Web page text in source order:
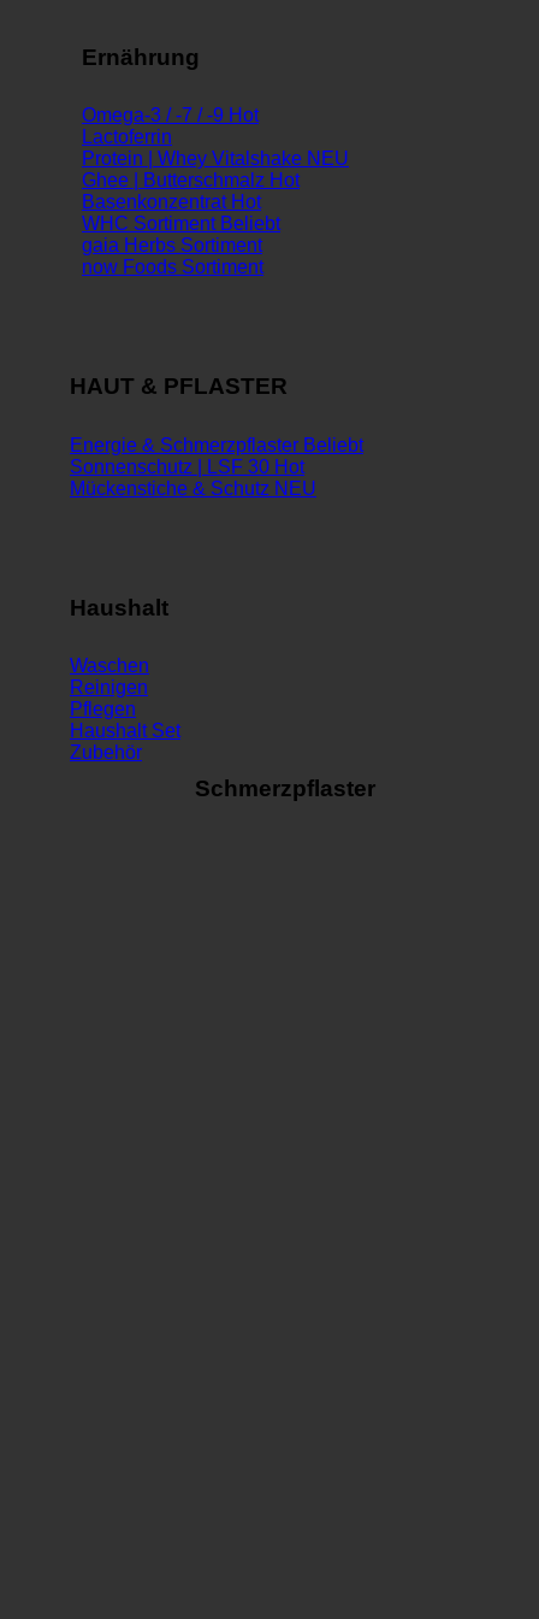
Ernährung
Omega-3 / -7 / -9
Lactoferrin
Protein | Whey Vitalshake
Ghee | Butterschmalz
Basenkonzentrat
WHC Sortiment
gaia Herbs Sortiment
now Foods Sortiment
HAUT & PFLASTER
Energie & Schmerzpflaster
Sonnenschutz | LSF 30
Mückenstiche & Schutz
Haushalt
Waschen
Reinigen
Pflegen
Haushalt Set
Zubehör
Schmerzpflaster